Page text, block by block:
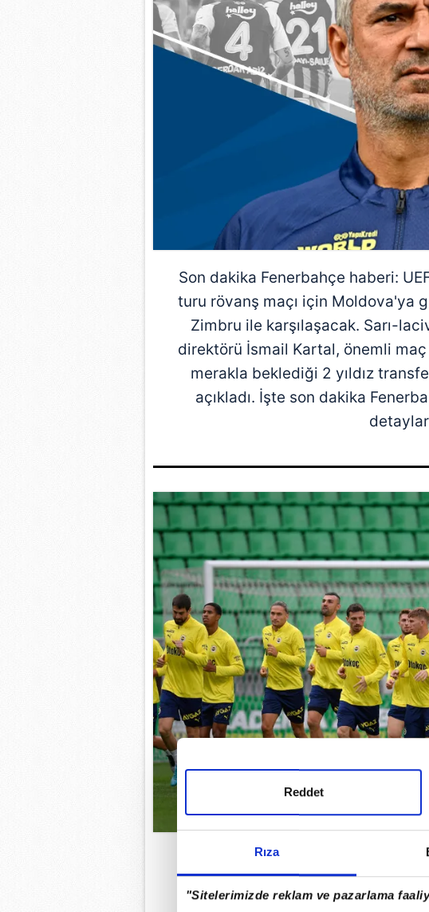
Rıza
"Sitelerimizde reklam ve pazarlama
Reddet
Son dakika Fenerbahçe haberi:
turu rövanş maçı için Moldova'ya
Zimbru ile karşılaşacak. Sarı-
direktörü İsmail Kartal, önemli
merakla beklediği 2 yıldız
açıkladı. İşte son dakika
Trendyol Süper Lig
'de yeni